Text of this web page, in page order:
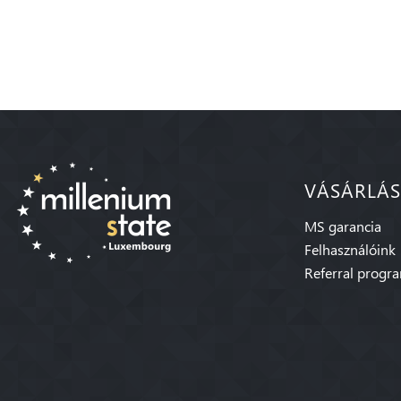
VÁSÁRLÁS
MS garancia
Felhasználóink
Referral